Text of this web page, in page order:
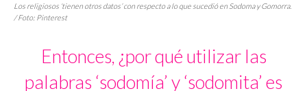
Los religiosos ‘tienen otros datos’ con respecto a lo que sucedió en Sodoma y Gomorra.
/ Foto: Pinterest
Entonces, ¿por qué utilizar las
palabras ‘sodomía’ y ‘sodomita’ es